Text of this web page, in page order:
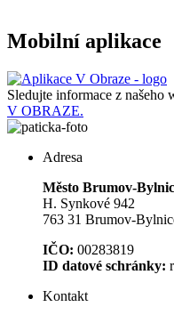
Mobilní aplikace
Sledujte informace z našeho
V OBRAZE.
Adresa
Město Brumov-
H. Synkové 942
763 31 Brumov-
IČO: 00283819
ID datové schránky:
Kontakt